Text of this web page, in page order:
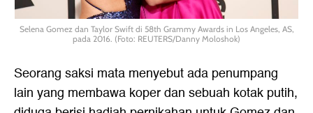
Selena Gomez dan Taylor Swift di 58th Grammy Awards in Los Angeles, AS,
pada 2016. (Foto: REUTERS/Danny Moloshok)
Seorang saksi mata menyebut ada penumpang
lain yang membawa koper dan sebuah kotak putih,